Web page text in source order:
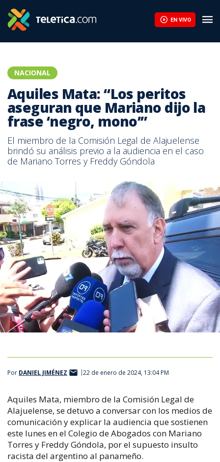
EN VIVO
NACIONAL
Aquiles Mata: “Los peritos
aseguran que Mariano dijo la
frase ‘negro, mono’”
El miembro de la Comisión Legal de Alajuelense
brindó su análisis previo a la audiencia en el caso
de Mariano Torres y Freddy Góndola
Por DANIEL JIMÉNEZ 22 de enero de 2024, 13:04 PM
Aquiles Mata, miembro de la Comisión Legal de
Alajuelense, se detuvo a conversar con los medios de
comunicación y explicar la audiencia que sostienen
este lunes en el Colegio de Abogados con Mariano
Torres y Freddy Góndola, por el supuesto insulto
racista del argentino al panameño.